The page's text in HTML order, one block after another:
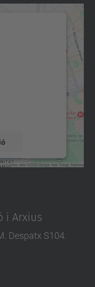
i Arxius
Despatx S104.